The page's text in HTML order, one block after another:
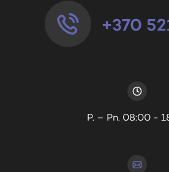
+370
P. – Pn. 08:00 -